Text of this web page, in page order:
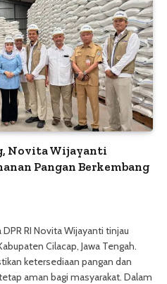
Novita Wijayanti
Pangan Berkembang
RI Novita Wijayanti tinjau
Cilacap, Jawa Tengah.
ketersediaan pangan dan
aman bagi masyarakat. Dalam